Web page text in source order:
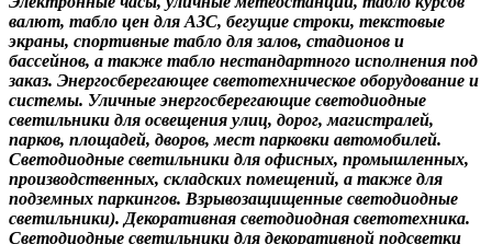
валют, табло цен для АЗС, бегущие строки, текстовые
экраны, спортивные табло для залов, стадионов и
бассейнов, а также табло нестандартного исполнения под
заказ. Энергосберегающее светотехническое оборудование и
системы. Уличные энергосберегающие светодиодные
светильники для освещения улиц, дорог, магистралей,
парков, площадей, дворов, мест парковки автомобилей.
Светодиодные светильники для офисных, промышленных,
производственных, складских помещений, а также для
подземных паркингов. Взрывозащищенные светодиодные
светильники). Декоративная светодиодная светотехника.
Светодиодные светильники для декоративной подсветки